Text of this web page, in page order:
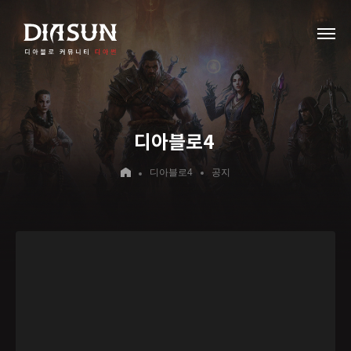
디아블로4
디아블로4 공지